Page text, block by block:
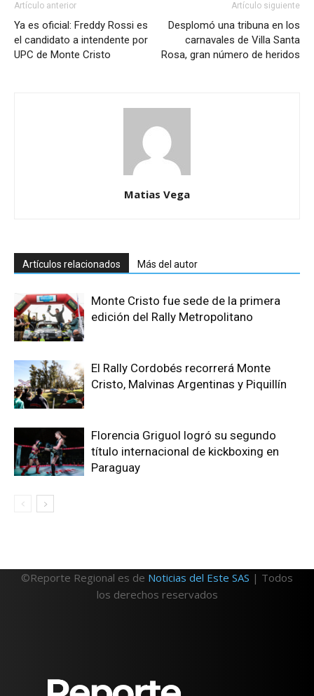
Artículo anterior
Ya es oficial: Freddy Rossi es
el candidato a intendente por
UPC de Monte Cristo
Artículo siguiente
Desplomó una tribuna en los
carnavales de Villa Santa
Rosa, gran número de heridos
Matias Vega
Artículos relacionados Más del autor
Monte Cristo fue sede de la primera
edición del Rally Metropolitano
El Rally Cordobés recorrerá Monte
Cristo, Malvinas Argentinas y Piquillín
Florencia Griguol logró su segundo
título internacional de kickboxing en
Paraguay
©Reporte Regional es de Noticias del Este SAS | Todos
los derechos reservados